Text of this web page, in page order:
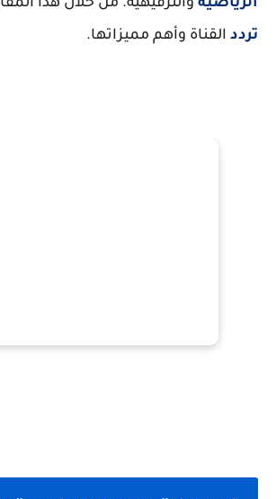
الرياضية والترفيهية. من خلال هذا
تردد القناة وأهم مميزاتها.